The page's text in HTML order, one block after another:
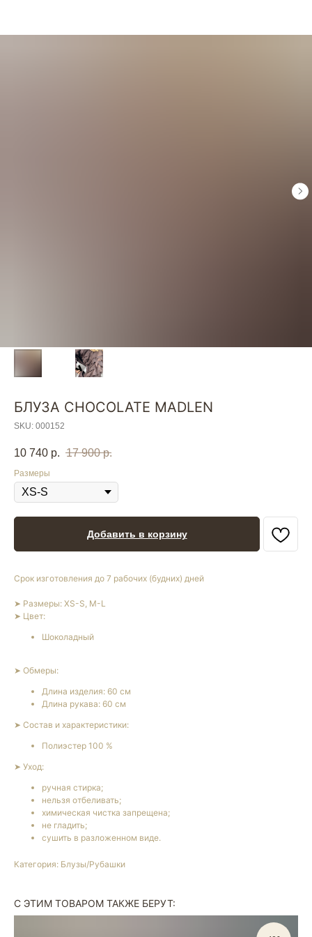
БЛУЗА СHOCOLATE MADLEN
SKU: 000152
10 740 р. 17 900 р.
Размеры
Добавить в корзину
Срок изготовления до 7 рабочих (будних) дней
➤ Размеры: XS-S, M-L
➤ Цвет:
Шоколадный
➤ Обмеры:
Длина изделия: 60 см
Длина рукава: 60 см
➤ Состав и характеристики:
Полиэстер 100 %
➤ Уход:
ручная стирка;
нельзя отбеливать;
химическая чистка запрещена;
не гладить;
сушить в разложенном виде.
Категория: Блузы/Рубашки
С ЭТИМ ТОВАРОМ ТАКЖЕ БЕРУТ: